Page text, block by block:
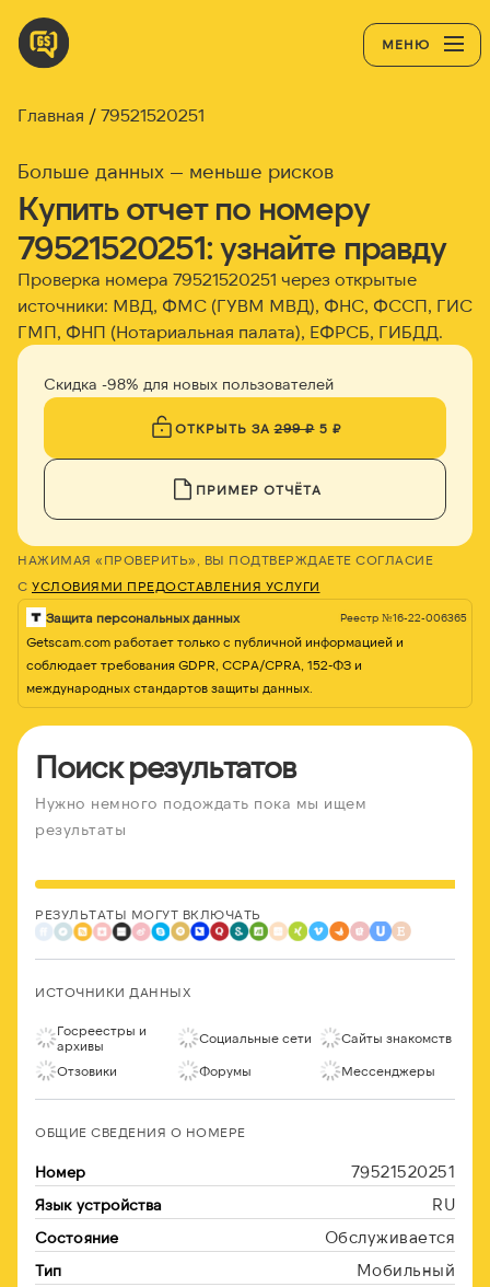
МЕНЮ
Главная 79521520251
Больше данных — меньше рисков
Купить отчет по номеру
79521520251: узнайте правду
Проверка номера 79521520251 через открытые
источники: МВД, ФМС (ГУВМ МВД), ФНС, ФССП, ГИС
ГМП, ФНП (Нотариальная палата), ЕФРСБ, ГИБДД.
Скидка -98% для новых пользователей
ОТКРЫТЬ ЗА299 ₽5 ₽
ПРИМЕР ОТЧЁТА
НАЖИМАЯ «ПРОВЕРИТЬ», ВЫ ПОДТВЕРЖДАЕТЕ СОГЛАСИЕ
С УСЛОВИЯМИ ПРЕДОСТАВЛЕНИЯ УСЛУГИ
Защита персональных данных Реестр №16-22-006365
Getscam.com работает только с публичной информацией и
соблюдает требования GDPR, CCPA/CPRA, 152-ФЗ и
международных стандартов защиты данных.
Поиск результатов
Нужно немного подождать пока мы ищем
результаты
РЕЗУЛЬТАТЫ МОГУТ ВКЛЮЧАТЬ
ИСТОЧНИКИ ДАННЫХ
Госреестры и
архивы
Социальные сети Сайты знакомств
Отзовики Форумы Мессенджеры
ОБЩИЕ СВЕДЕНИЯ О НОМЕРЕ
Номер 79521520251
Язык устройства RU
Состояние Обслуживается
Тип Мобильный